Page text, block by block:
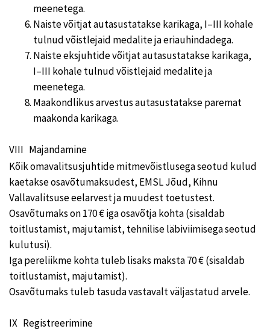
meenetega.
Naiste võitjat autasustatakse karikaga, I–III kohale
tulnud võistlejaid medalite ja eriauhindadega.
Naiste eksjuhtide võitjat autasustatakse karikaga,
I–III kohale tulnud võistlejaid medalite ja
meenetega.
Maakondlikus arvestus autasustatakse paremat
maakonda karikaga.
VIII Majandamine
Kõik omavalitsusjuhtide mitmevõistlusega seotud kulud
kaetakse osavõtumaksudest, EMSL Jõud, Kihnu
Vallavalitsuse eelarvest ja muudest toetustest.
Osavõtumaks on 170 € iga osavõtja kohta (sisaldab
toitlustamist, majutamist, tehnilise läbiviimisega seotud
kulutusi).
Iga pereliikme kohta tuleb lisaks maksta 70 € (sisaldab
toitlustamist, majutamist).
Osavõtumaks tuleb tasuda vastavalt väljastatud arvele.
IX Registreerimine